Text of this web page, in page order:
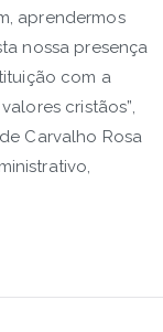
aprendermos
nossa presença
com a
cristãos”,
Carvalho Rosa